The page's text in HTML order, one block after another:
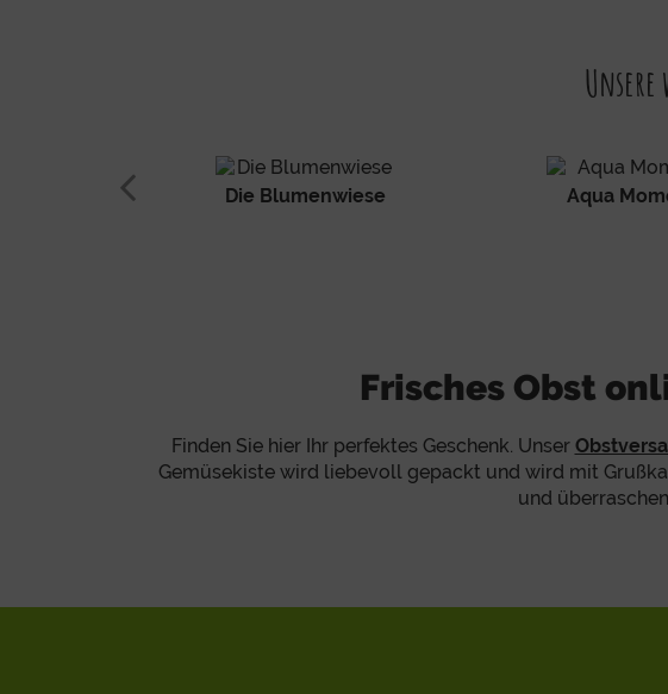
Unsere
Die Blumenwiese Aqua
Frisches Obst
Finden Sie hier Ihr perfektes Geschenk. Unser
Gemüsekiste wird liebevoll gepackt und wird mit
und